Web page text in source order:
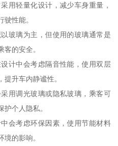
用轻量化设计，减少车身重量，
性能。
玻璃为主，但使用的玻璃通常是
的安全。
计中会考虑隔音性能，使用双层
升车内静谧性。
用调光玻璃或隐私玻璃，乘客可
个人隐私。
会考虑环保因素，使用节能材料
的影响。